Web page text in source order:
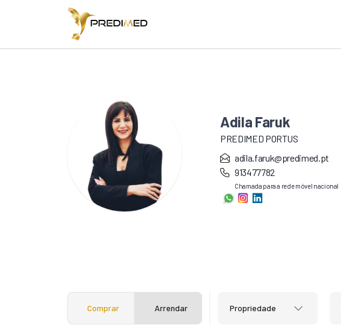
Adila Faruk
PREDIMED PORTUS
adila.faruk@predimed.pt
913477782
Chamada para a rede móvel nacional
Comprar Arrendar Propriedade